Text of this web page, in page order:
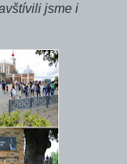
jsme i